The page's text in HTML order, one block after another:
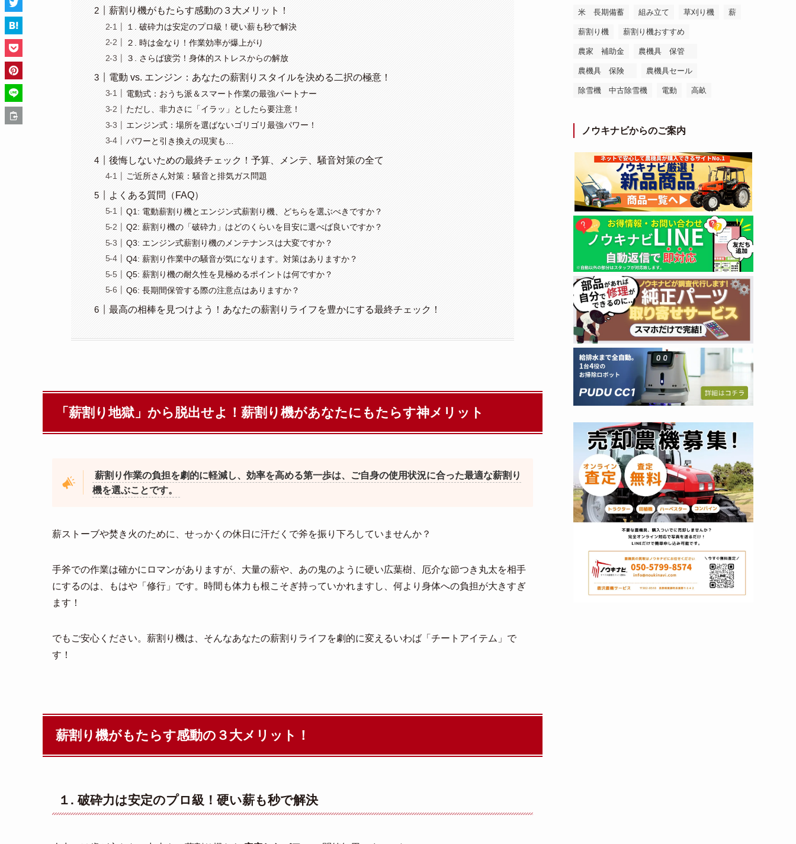
薪割り機がもたらす感動の３大メリット！
１. 破砕力は安定のプロ級！硬い薪も秒で解決
２. 時は金なり！作業効率が爆上がり
３. さらば疲労！身体的ストレスからの解放
電動 vs. エンジン：あなたの薪割りスタイルを決める二択の極意！
電動式：おうち派＆スマート作業の最強パートナー
ただし、非力さに「イラッ」としたら要注意！
エンジン式：場所を選ばないゴリゴリ最強パワー！
パワーと引き換えの現実も…
後悔しないための最終チェック！予算、メンテ、騒音対策の全て
ご近所さん対策：騒音と排気ガス問題
よくある質問（FAQ）
Q1: 電動薪割り機とエンジン式薪割り機、どちらを選ぶべきですか？
Q2: 薪割り機の「破砕力」はどのくらいを目安に選べば良いですか？
Q3: エンジン式薪割り機のメンテナンスは大変ですか？
Q4: 薪割り作業中の騒音が気になります。対策はありますか？
Q5: 薪割り機の耐久性を見極めるポイントは何ですか？
Q6: 長期間保管する際の注意点はありますか？
最高の相棒を見つけよう！あなたの薪割りライフを豊かにする最終チェック！
「薪割り地獄」から脱出せよ！薪割り機があなたにもたらす神メリット
薪割り作業の負担を劇的に軽減し、効率を高める第一歩は、ご自身の使用状況に合った最適な薪割り
機を選ぶことです。
薪ストーブや焚き火のために、せっかくの休日に汗だくで斧を振り下ろしていませんか？
手斧での作業は確かにロマンがありますが、大量の薪や、あの鬼のように硬い広葉樹、厄介な節つき丸太を相手
にするのは、もはや「修行」です。時間も体力も根こそぎ持っていかれますし、何より身体への負担が大きすぎ
ます！
でもご安心ください。薪割り機は、そんなあなたの薪割りライフを劇的に変えるいわば「チートアイテム」で
す！
薪割り機がもたらす感動の３大メリット！
１. 破砕力は安定のプロ級！硬い薪も秒で解決
米 長期備蓄 組み立て 草刈り機 薪
薪割り機 薪割り機おすすめ
農家 補助金 農機具 保管
農機具 保険 農機具セール
除雪機 中古除雪機 電動 高畝
ノウキナビからのご案内